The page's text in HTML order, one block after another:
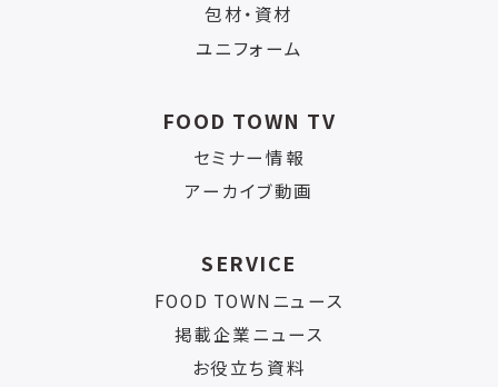
包材・資材
ユニフォーム
FOOD TOWN TV
セミナー情報
アーカイブ動画
SERVICE
FOOD TOWNニュース
掲載企業ニュース
お役立ち資料